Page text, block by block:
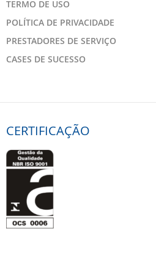
TERMO DE USO
POLÍTICA DE PRIVACIDADE
PRESTADORES DE SERVIÇO
CASES DE SUCESSO
CERTIFICAÇÃO